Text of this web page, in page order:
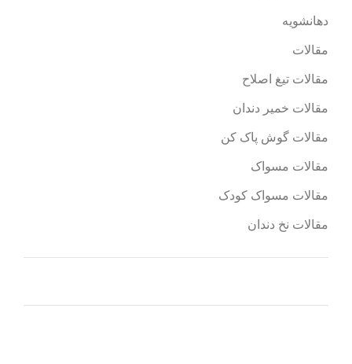
دهانشویه
مقالات
مقالات تیغ اصلاح
مقالات خمیر دندان
مقالات گوش پاک کن
مقالات مسواک
مقالات مسواک کودک
مقالات نخ دندان